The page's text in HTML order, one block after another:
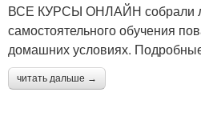
ВСЕ КУРСЫ ОНЛАЙН собрали
самостоятельного обучения
домашних условиях.
читать дальше →